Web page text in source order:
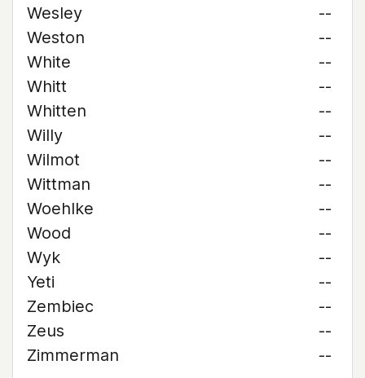
Wesley
--
Weston
--
White
--
Whitt
--
Whitten
--
Willy
--
Wilmot
--
Wittman
--
Woehlke
--
Wood
--
Wyk
--
Yeti
--
Zembiec
--
Zeus
--
Zimmerman
--